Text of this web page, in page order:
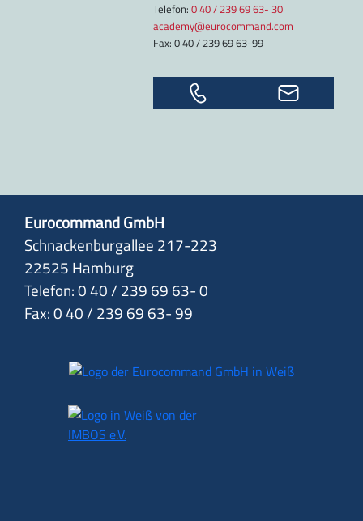
Telefon: 0 40 / 239 69 63- 30
academy@eurocommand.com
Fax: 0 40 / 239 69 63-99
Eurocommand GmbH
Schnackenburgallee 217-223
22525 Hamburg
Telefon: 0 40 / 239 69 63- 0
Fax: 0 40 / 239 69 63- 99